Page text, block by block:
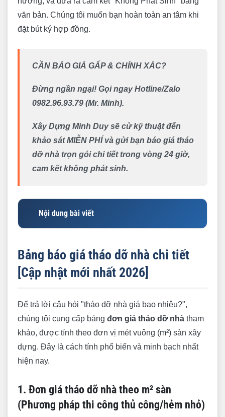
văn bản. Chúng tôi muốn bạn hoàn toàn an tâm khi
đặt bút ký hợp đồng.
CẦN BÁO GIÁ GẤP & CHÍNH XÁC?
Đừng ngần ngại! Gọi ngay Hotline/Zalo
0982.96.93.79 (Mr. Minh).
Xây Dựng Minh Duy sẽ cử kỹ thuật đến
khảo sát MIỄN PHÍ và gửi bạn báo giá tháo
dỡ nhà trọn gói chi tiết trong vòng 24 giờ,
cam kết không phát sinh.
Nội dung bài viết
nhất 2026]
1. Đơn giá tháo dỡ nhà theo m² sàn (Phương
pháp thi công thủ công/hẻm nhỏ)
7 Yếu tố "vàng" ảnh hưởng trực tiếp đến chi phí
tháo dỡ nhà
Báo giá tháo dỡ nhà đã bao gồm chi phí thu dọn
Cách tính chi phí tháo dỡ nhà thực tế
Cam kết vàng của Xây Dựng Minh Duy về báo
Bảng báo giá tháo dỡ nhà chi tiết
[Cập nhật mới nhất 2026]
Để trả lời câu hỏi "tháo dỡ nhà giá bao nhiêu?",
chúng tôi cung cấp bảng đơn giá tháo dỡ nhà tham
khảo, được tính theo đơn vị mét vuông (m²) sàn xây
dựng. Đây là cách tính phổ biến và minh bạch nhất
hiện nay.
1. Đơn giá tháo dỡ nhà theo m² sàn
(Phương pháp thi công thủ công/hẻm nhỏ)